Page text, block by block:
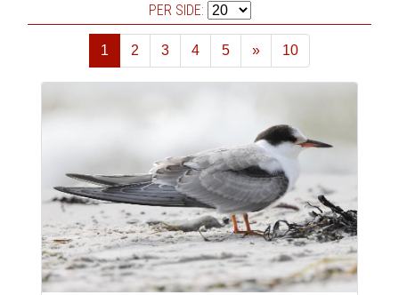
PER SIDE:
1 2 3 4 5
»
Næste
10